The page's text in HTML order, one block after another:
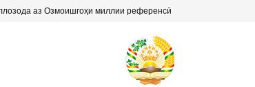
аз Озмоишгоҳи миллии референсӣ